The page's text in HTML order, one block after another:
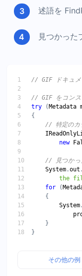
述語を
見つかった
try ( Metadata
new
System .out .
the
for (
System .
その他の例